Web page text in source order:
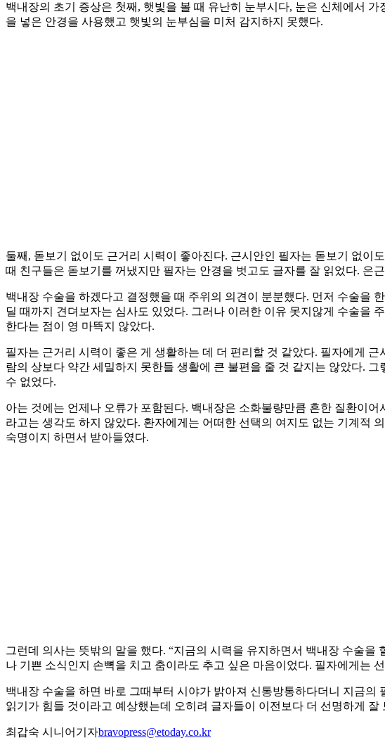
백내장의 초기 증상은 첫째, 햇빛을 볼 때 유난히 눈부시다, 눈은 신체에서
을 넣은 안경을 사용했고 햇빛의 눈부심을 미처 감지하지 못했다.
둘째, 돋보기 없이도 근거리 시력이 좋아진다. 근시안인 필자는 돋보기 없이
때 친구들은 돋보기를 꺼냈지만 필자는 안경을 벗고도 글자를 잘 읽었다. 은
백내장 수술을 하겠다고 결정했을 때 주위의 의견이 분분했다. 먼저 수술을
딜 때까지 견뎌보자는 심사도 있었다. 그러나 이러한 이유 못지않게 수술을
한다는 점이 영 마뜩지 않았다.
필자는 근거리 시력이 좋은 게 생활하는 데 더 편리할 것 같았다. 필자에게
람의 상보다 약간 세밀하지 못한들 생활에 큰 불편을 줄 것 같지는 않았다.
수 없었다.
아는 것에는 언제나 오류가 포함된다. 백내장은 소화불량만큼 흔한 질환이
라고는 생각도 하지 않았다. 환자에게는 어떠한 선택의 여지도 없는 기계적
숙명이지 하면서 받아들였다.
그런데 의사는 뜻밖의 말을 했다. “지금의 시력을 유지하면서 백내장 수술
나 기쁜 소식인지 손뼉을 치고 춤이라도 추고 싶은 마음이었다. 필자에게는
백내장 수술을 하면 바로 그때부터 시야가 밝아져 신통방통하다더니 지금
읽기가 힘들 것이라고 예상했는데 오히려 글자들이 이전보다 더 선명하게
최갑숙 시니어기자bravopress@etoday.co.kr